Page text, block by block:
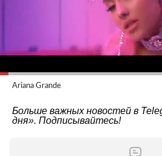
Ariana Grande
Больше важных новостей в
дня». Подписывайтесь!